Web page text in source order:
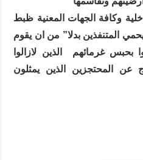
وكافة الجهات المعنية ظبط
المتنفذين بدلا” من ان يقوم
بحبس غرمائهم
الذين لازالوا
عن المحتجزين الذين يمثلون